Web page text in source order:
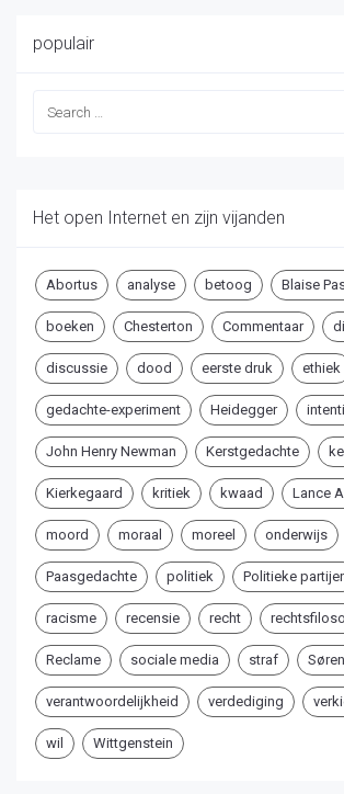
populair
Het open Internet en zijn vijanden
Abortus analyse betoog Blaise
boeken Chesterton Commentaar
discussie dood eerste druk ethiek
gedachte-experiment Heidegger
John Henry Newman Kerstgedachte
Kierkegaard kritiek kwaad Lance
moord moraal moreel onderwijs
Paasgedachte politiek Politieke
racisme recensie recht
Reclame sociale media straf
verantwoordelijkheid verdediging
wil Wittgenstein